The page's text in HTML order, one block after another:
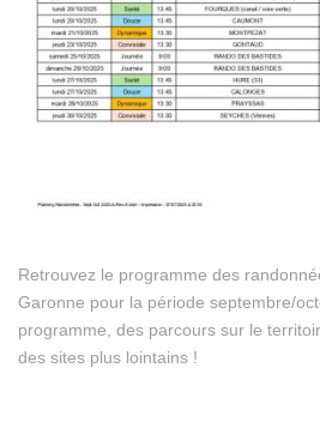
Retrouvez le programme des
Garonne pour la période septembre/
programme, des parcours sur le
des sites plus lointains !